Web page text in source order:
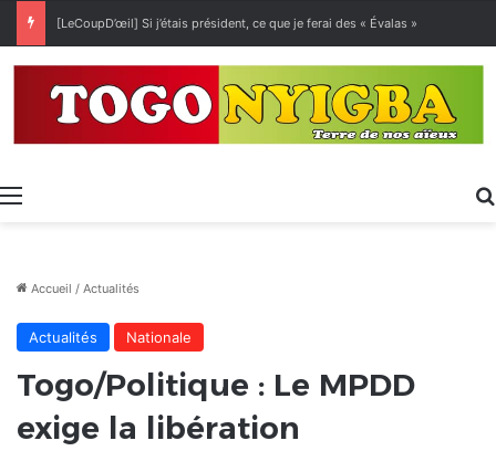
[LeCoupD’œil] Si j’étais président, ce que je ferai des « Évalas »
Menu
Accueil / Actualités
Actualités Nationale
Togo/Politique : Le MPDD
exige la libération